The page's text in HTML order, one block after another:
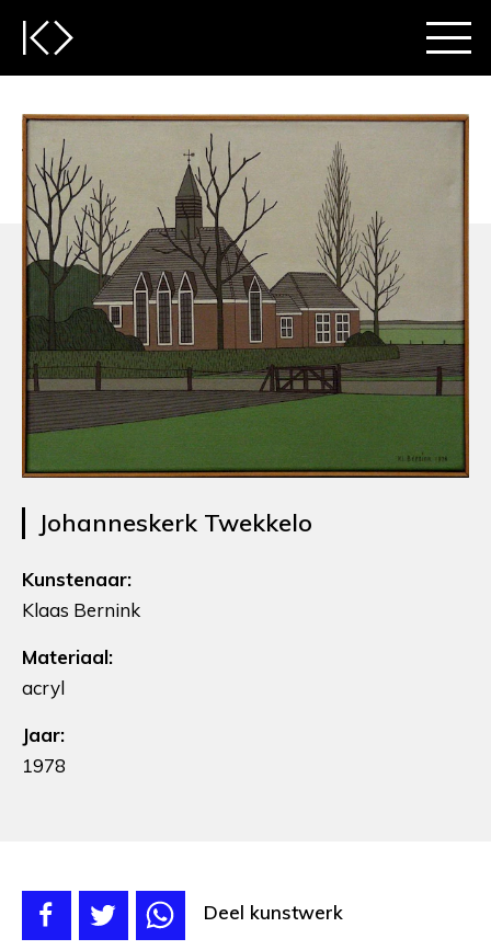
Johanneskerk Twekkelo
Kunstenaar:
Klaas Bernink
Materiaal:
acryl
Jaar:
1978
Deel kunstwerk